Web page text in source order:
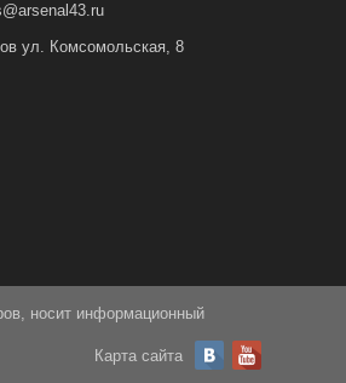
ул. Комсомольская, 8
носит информационный
Карта сайта